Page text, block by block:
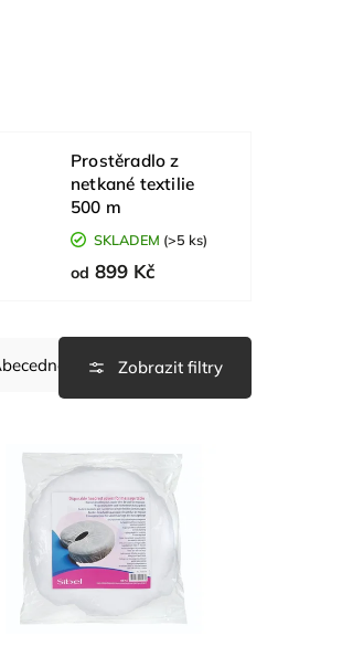
Prostěradlo z
netkané textilie
500 m
SKLADEM (>5 ks)
od 899 Kč